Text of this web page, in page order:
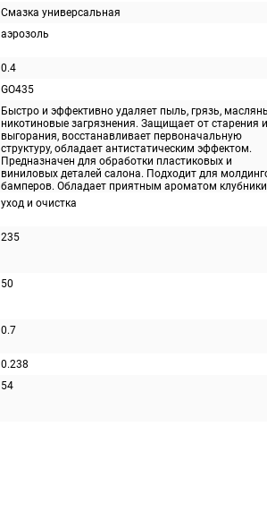
Смазка универсальная
аэрозоль
0.4
GO435
Быстро и эффективно удаляет пыль, грязь,
никотиновые загрязнения. Защищает от старения и
выгорания, восстанавливает первоначальную
структуру, обладает антистатическим эффектом.
Предназначен для обработки пластиковых и
виниловых деталей салона. Подходит для
бамперов. Обладает приятным ароматом
уход и очистка
235
50
0.7
0.238
54